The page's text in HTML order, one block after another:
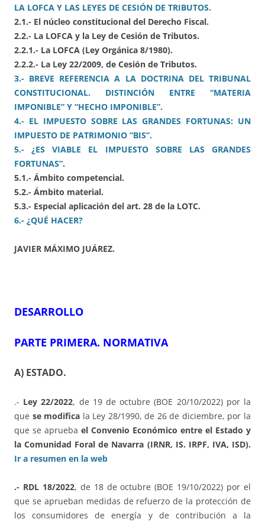
LA LOFCA Y LAS LEYES DE CESIÓN DE TRIBUTOS.
2.1.- El núcleo constitucional del Derecho Fiscal.
2.2.- La LOFCA y la Ley de Cesión de Tributos.
2.2.1.- La LOFCA (Ley Orgánica 8/1980).
2.2.2.- La Ley 22/2009, de Cesión de Tributos.
3.- BREVE REFERENCIA A LA DOCTRINA DEL TRIBUNAL
CONSTITUCIONAL. DISTINCIÓN ENTRE “MATERIA
IMPONIBLE” Y “HECHO IMPONIBLE”.
4.- EL IMPUESTO SOBRE LAS GRANDES FORTUNAS: UN
IMPUESTO DE PATRIMONIO “BIS”.
5.- ¿ES VIABLE EL IMPUESTO SOBRE LAS GRANDES
FORTUNAS”.
5.1.- Ámbito competencial.
5.2.- Ámbito material.
5.3.- Especial aplicación del art. 28 de la LOTC.
6.- ¿QUÉ HACER?
JAVIER MÁXIMO JUÁREZ.
DESARROLLO
PARTE PRIMERA. NORMATIVA
A) ESTADO.
.- Ley 22/2022, de 19 de octubre (BOE 20/10/2022) por la
que se modifica la Ley 28/1990, de 26 de diciembre, por la
que se aprueba el Convenio Económico entre el Estado y
la Comunidad Foral de Navarra (IRNR, IS. IRPF, IVA, ISD).
Ir a resumen en la web
.- RDL 18/2022, de 18 de octubre (BOE 19/10/2022) por el
que se aprueban medidas de refuerzo de la protección de
los consumidores de energía y de contribución a la